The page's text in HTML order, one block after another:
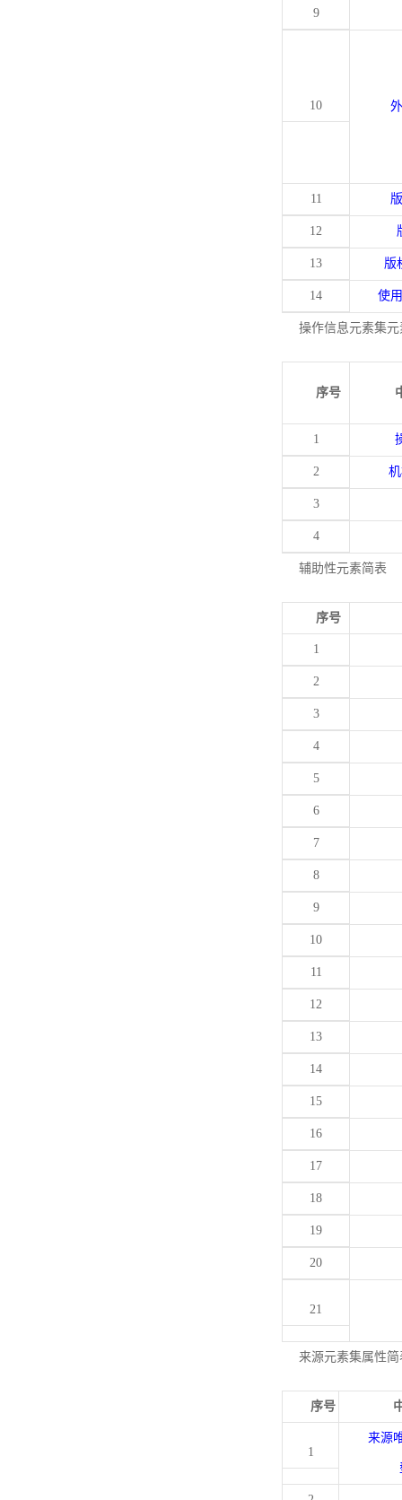
9
10
11
12
13 版
14 使
操作信息元素集
序号
1
2
3
4
辅助性元素简表
序号
1
2
3
4
5
6
7
8
9
10
11
12
13
14
15
16
17
18
19
20
21
来源元素集属性简
序号
1
来源